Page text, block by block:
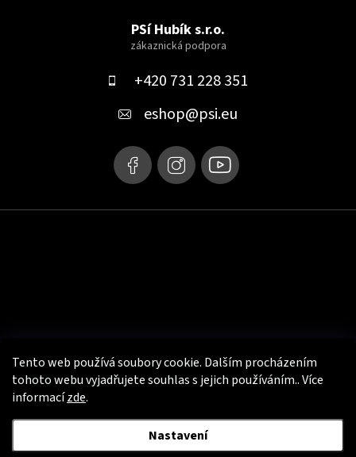
Tento web používá soubory cookie. Dalším procházením
tohoto webu vyjadřujete souhlas s jejich používáním.. Více
informacízde.
Nastavení
PSí Hubík s.r.o.
+420 731 228 351
eshop@psi.eu
Užitečné info